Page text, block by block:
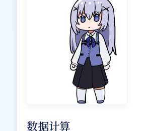
数据计算